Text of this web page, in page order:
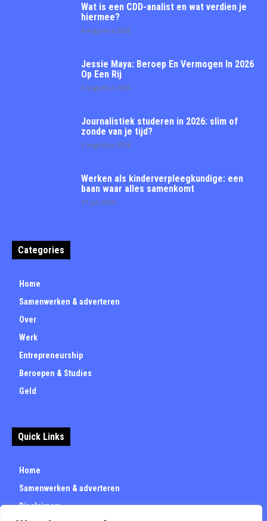
Wat is een CDD-analist en wat verdien je
hiermee?
6 augustus 2026
Jessie Maya: Beroep En Vermogen In 2026
Op Een Rij
3 augustus 2026
Journalistiek studeren in 2026: slim of
zonde van je tijd?
3 augustus 2026
Werken als kinderverpleegkundige: een
baan waar alles samenkomt
31 juli 2026
Categories
Home
Samenwerken & adverteren
Over
Werk
Entrepreneurship
Beroepen & Studies
Geld
Quick Links
Home
Samenwerken & adverteren
Disclaimer: